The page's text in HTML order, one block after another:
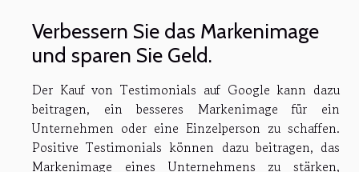
Verbessern Sie das Markenimage
und sparen Sie Geld.
Der Kauf von Testimonials auf Google kann dazu
beitragen, ein besseres Markenimage für ein
Unternehmen oder eine Einzelperson zu schaffen.
Positive Testimonials können dazu beitragen, das
Markenimage eines Unternehmens zu stärken,